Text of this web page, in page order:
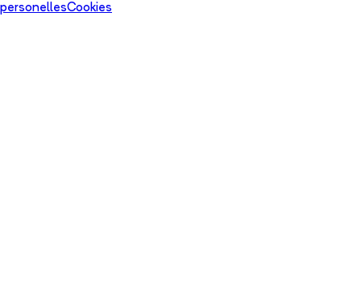
personellesCookies